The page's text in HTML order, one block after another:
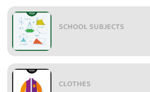
SCHOOL SUBJECTS
CLOTHES